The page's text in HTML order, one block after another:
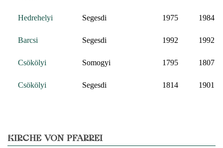
Hedrehelyi Segesdi 1975 1984
Barcsi Segesdi 1992 1992
Csökölyi Somogyi 1795 1807
Csökölyi Segesdi 1814 1901
KIRCHE VON PFARREI